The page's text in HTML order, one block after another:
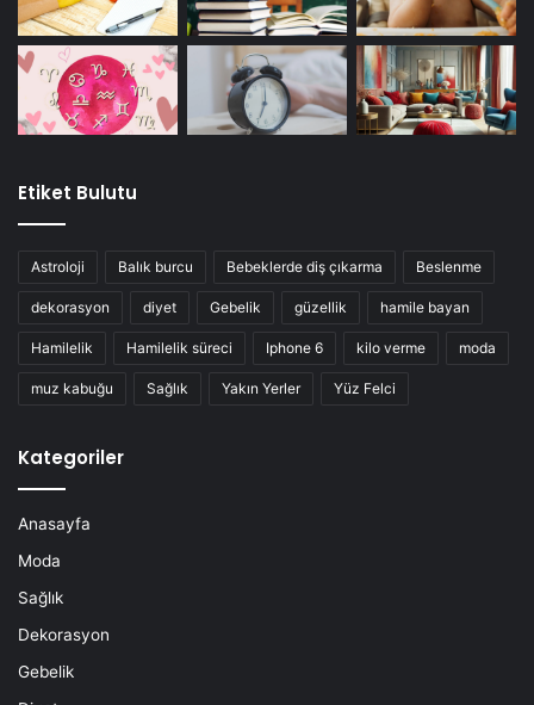
Etiket Bulutu
Astroloji Balık burcu Bebeklerde diş çıkarma Beslenme
dekorasyon diyet Gebelik güzellik hamile bayan
Hamilelik Hamilelik süreci Iphone 6 kilo verme moda
muz kabuğu Sağlık Yakın Yerler Yüz Felci
Kategoriler
Anasayfa
Moda
Sağlık
Dekorasyon
Gebelik